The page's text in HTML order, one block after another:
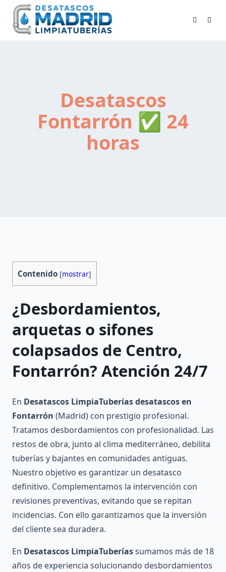
Skip
content
Desatascos
Fontarrón ✅ 24
horas
Contenido [mostrar]
¿Desbordamientos,
arquetas o sifones
colapsados de Centro,
Fontarrón? Atención 24/7
En Desatascos LimpiaTuberíasdesatascos en
Fontarrón (Madrid) con prestigio profesional.
Tratamos desbordamientos con profesionalidad. Las
restos de obra, junto al clima mediterráneo, debilita
tuberías y bajantes en comunidades antiguas.
Nuestro objetivo es garantizar un desatasco
definitivo. Complementamos la intervención con
revisiones preventivas, evitando que se repitan
incidencias. Con ello garantizamos que la inversión
del cliente sea duradera.
En Desatascos LimpiaTuberíassumamos más de 18
años de experiencia solucionando desbordamientos